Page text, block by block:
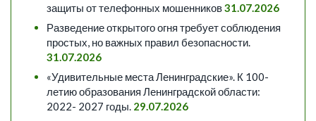
защиты от телефонных мошенников31.07.2026
Разведение открытого огня требует соблюдения
простых, но важных правил безопасности.
31.07.2026
«Удивительные места Ленинградские». К 100-
летию образования Ленинградской области:
2022- 2027 годы. 29.07.2026